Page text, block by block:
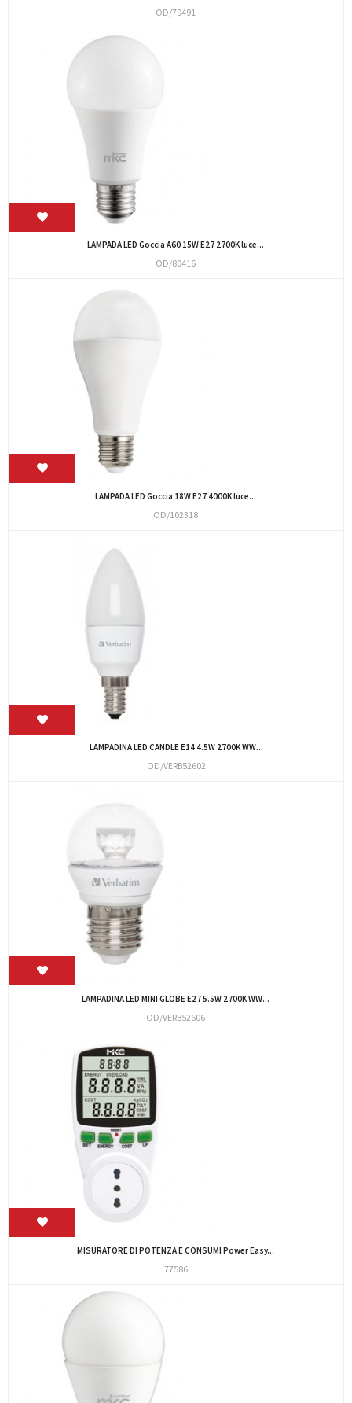
OD/79491
LAMPADA LED Goccia A60 15W E27 2700K luce...
OD/80416
LAMPADA LED Goccia 18W E27 4000K luce...
OD/102318
LAMPADINA LED CANDLE E14 4.5W 2700K WW...
OD/VERB52602
LAMPADINA LED MINI GLOBE E27 5.5W 2700K WW...
OD/VERB52606
MISURATORE DI POTENZA E CONSUMI Power Easy...
77586